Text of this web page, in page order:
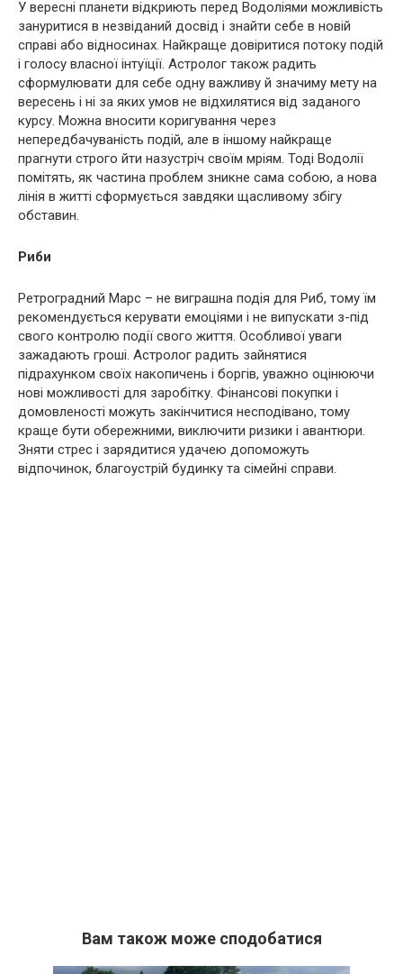
У вересні планети відкриють перед Водоліями можливість
зануритися в незвіданий досвід і знайти себе в новій
справі або відносинах. Найкраще довіритися потоку подій
і голосу власної інтуїції. Астролог також радить
сформулювати для себе одну важливу й значиму мету на
вересень і ні за яких умов не відхилятися від заданого
курсу. Можна вносити коригування через
непередбачуваність подій, але в іншому найкраще
прагнути строго йти назустріч своїм мріям. Тоді Водолії
помітять, як частина проблем зникне сама собою, а нова
лінія в житті сформується завдяки щасливому збігу
обставин.
Риби
Ретроградний Марс – не виграшна подія для Риб, тому їм
рекомендується керувати емоціями і не випускати з-під
свого контролю події свого життя. Особливої уваги
зажадають гроші. Астролог радить зайнятися
підрахунком своїх накопичень і боргів, уважно оцінюючи
нові можливості для заробітку. Фінансові покупки і
домовленості можуть закінчитися несподівано, тому
краще бути обережними, виключити ризики і авантюри.
Зняти стрес і зарядитися удачею допоможуть
відпочинок, благоустрій будинку та сімейні справи.
Вам також може сподобатися